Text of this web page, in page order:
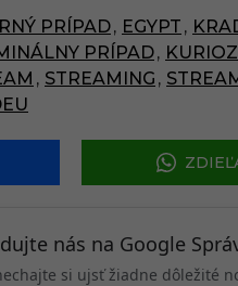
PRÍPAD, EGYPT ,
PRÍPAD,
, STREAMING ,
nás na Google
si ujsť žiadne dôležité